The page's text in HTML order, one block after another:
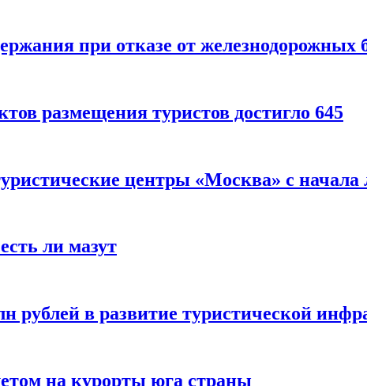
при отказе от железнодорожных
размещения туристов достигло 645
центры «Москва» с начала
ли мазут
рублей в развитие туристической
на курорты юга страны